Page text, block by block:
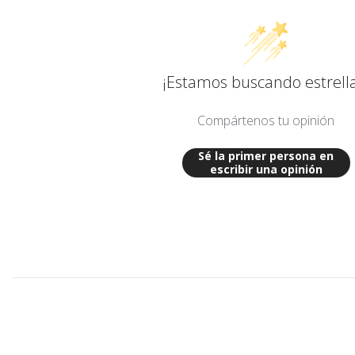
¡Estamos buscando
Compártenos tu opinión
Sé la primer persona en
escribir una opinión